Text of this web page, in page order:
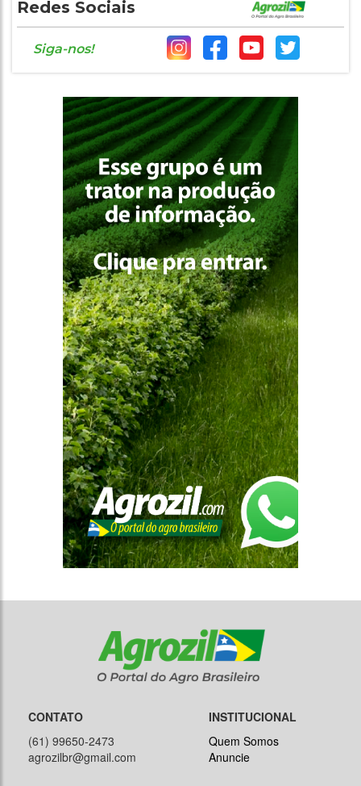
Redes Sociais
Siga-nos!
CONTATO
(61) 99650-2473
agrozilbr@gmail.com
INSTITUCIONAL
Quem Somos
Anuncie